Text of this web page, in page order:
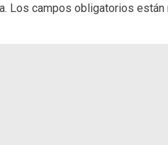
Los campos obligatorios están